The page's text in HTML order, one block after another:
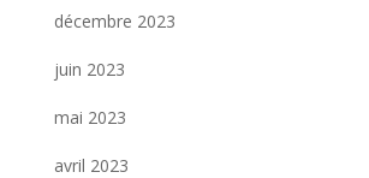
décembre 2023
juin 2023
mai 2023
avril 2023